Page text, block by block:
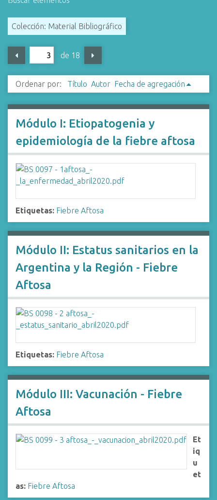
Colección: Material Bibliográfico
de 18
Ordenar por: Título Autor Fecha de agregación
Módulo I: Etiopatogenia y
epidemiología de la fiebre aftosa
Etiquetas: Fiebre Aftosa
Módulo II: Estatus sanitarios en la
Argentina y la Región - Fiebre
Aftosa
Etiquetas: Fiebre Aftosa
Módulo III: Vacunación - Fiebre
Aftosa
Et
iq
u
et
as: Fiebre Aftosa